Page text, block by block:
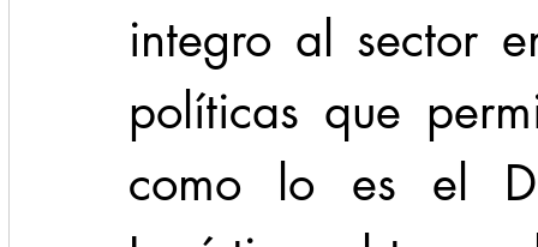
integro al sector
políticas que
como lo es el